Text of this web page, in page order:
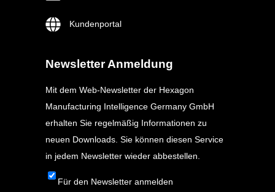
Kundenportal
Newsletter Anmeldung
Mit dem Web-Newsletter der Hexagon
Manufacturing Intelligence Germany GmbH
erhalten Sie regelmäßig Informationen zu
neuen Downloads. Sie können diesen Service
in jedem Newsletter wieder abbestellen.
Für den Newsletter anmelden